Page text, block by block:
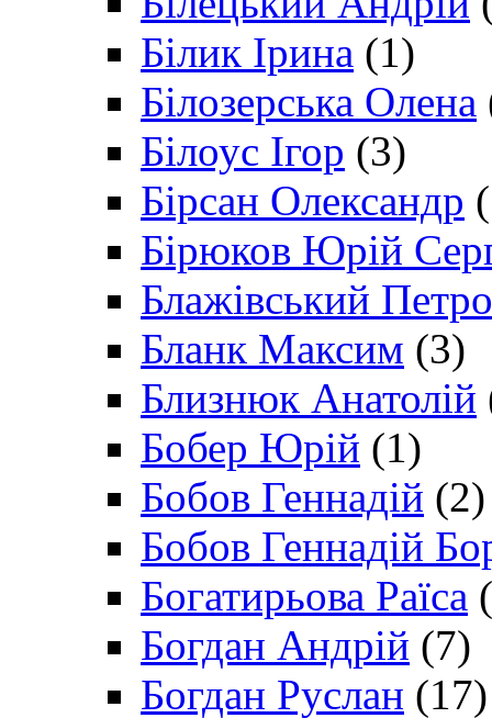
Білик Ірина (1)
Білозерська Олена
Білоус Ігор (3)
Бірсан Олександр
Бірюков Юрій
Блажівський Петро
Бланк Максим (3)
Близнюк Анатолій
Бобер Юрій (1)
Бобов Геннадій (2)
Бобов Геннадій
Богатирьова Раїса
Богдан Андрій (7)
Богдан Руслан (17)